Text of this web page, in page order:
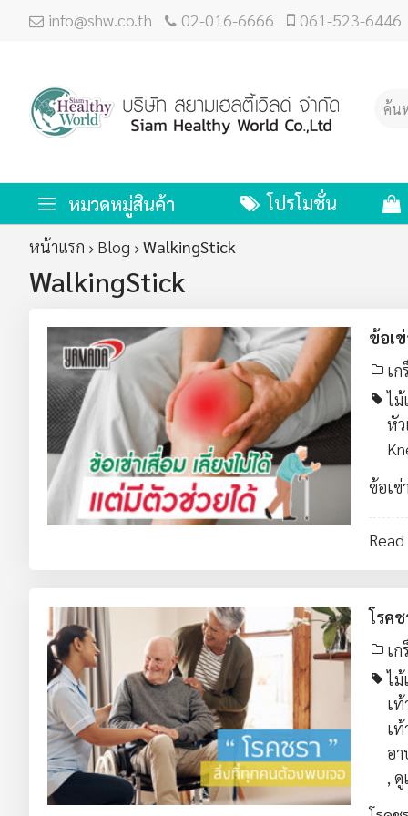
info@shw.co.th 02-016-6666 061-523-6446
หมวดหมู่สินค้า โปรโมชั่น
หน้าแรก Blog WalkingStick
WalkingStick
ข้อเ
เก
ไม้
หัว
ข้อเข่
โรค
เก
ไม้
เ
เท้
อ
, ดู